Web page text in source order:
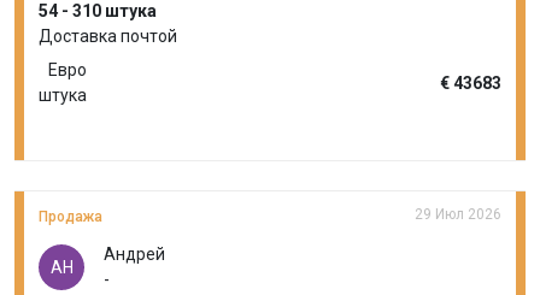
54 - 310 штука
Доставка почтой
Евро
штука
€ 43683
Продажа 29 Июл 2026
АН
Андрей
-